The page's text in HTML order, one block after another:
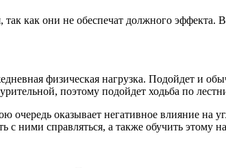
как они не обеспечат должного эффекта.
физическая нагрузка. Подойдет и
поэтому подойдет ходьба по
очередь оказывает негативное влияние на
с ними справляться, а также обучить